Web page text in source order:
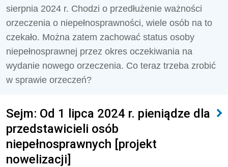
sierpnia 2024 r. Chodzi o przedłużenie ważności
orzeczenia o niepełnosprawności, wiele osób na to
czekało. Można zatem zachować status osoby
niepełnosprawnej przez okres oczekiwania na
wydanie nowego orzeczenia. Co teraz trzeba zrobić
w sprawie orzeczeń?
Sejm: Od 1 lipca 2024 r. pieniądze dla
przedstawicieli osób
niepełnosprawnych [projekt
nowelizacji]